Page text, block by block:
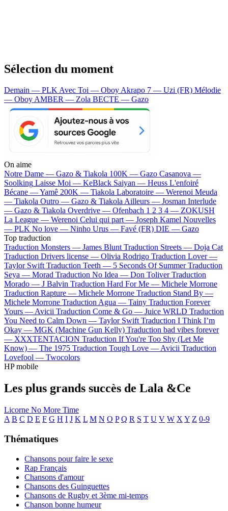
Sélection du moment
Demain — PLKAvec Toi — OboyAkrapo 7 — Uzi (FR) Mélodie
— OboyAMBER — Zola BECTE — Gazo
On aime
Notre Dame — Gazo & Tiakola 100K — Gazo Casanova —
Soolking Laisse Moi — KeBlack Saiyan — Heuss L'enfoiré
Bécane —Yamê 200K — Tiakola Laboratoire — Werenoi Meuda
— Tiakola Outro — Gazo & TiakolaAilleurs — Josman Interlude
— Gazo & Tiakola Overdrive — Ofenbach 1 2 3 4 — ZOKUSH
La League — Werenoi Celui qui part — Joseph Kamel Nouvelles
— PLK No love — Ninho Urus — Favé (FR) DIE — Gazo
Top traduction
Traduction Monsters — James Blunt Traduction Streets — Doja Cat
Traduction Drivers license — Olivia Rodrigo Traduction Lover —
Taylor Swift Traduction Teeth — 5 Seconds Of Summer Traduction
Seya — Morad Traduction No Idea — Don Toliver Traduction
Morado — J Balvin Traduction Hard For Me — Michele Morrone
Traduction Rapture — Michele Morrone Traduction Stand By —
Michele Morrone Traduction Agua — Tainy Traduction Forever
Yours —Avicii Traduction Come & Go — Juice WRLD Traduction
You Need to Calm Down — Taylor Swift Traduction I Think I’m
Okay — MGK (Machine Gun Kelly) Traduction bad vibes forever
— XXXTENTACION Traduction If You're Too Shy (Let Me
Know) — The 1975 Traduction Tough Love —Avicii Traduction
Lovefool — Twocolors
HP mobile
Les plus grands succès de Lala &Ce
Licorne No More Time
A B C D E F G H I J K L M N O P Q R S T U V W X Y Z 0-9
Thématiques
Chansons pour faire le sexe
Rap Français
Chansons d'amour
Chansons des Guinguettes
Chansons de Rugby et 3ème mi-temps
Chanson bonne humeur